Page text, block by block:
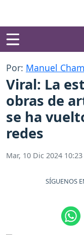
Por: Manuel
Viral: La
obras de
se ha
redes
Mar, 10 Dic 2024
SÍGUENOS